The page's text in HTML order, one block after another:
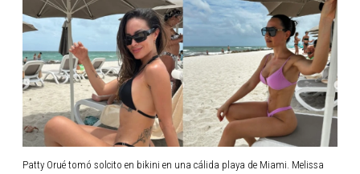
Patty Orué tomó solcito en bikini en una cálida playa de Miami. Melissa